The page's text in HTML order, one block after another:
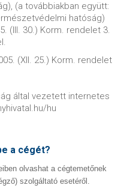
(a továbbiakban együtt:
hatóság)
(III. 30.) Korm. rendelet 3.
(XII. 25.) Korm. rendelet
által vezetett internetes
hu
a cégét?
olvashat a cégtemetőnek
szolgáltató esetéről.